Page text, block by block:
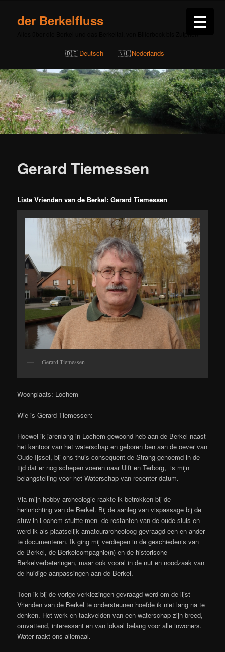
der Berkelfluss
Deutsch Nederlands
Gerard Tiemessen
Liste Vrienden van de Berkel: Gerard Tiemessen
Gerard Tiemessen
Woonplaats: Lochem
Wie is Gerard Tiemessen:
Hoewel ik jarenlang in Lochem gewoond heb aan de Berkel naast
het kantoor van het waterschap en geboren ben aan de oever van
Oude Ijssel, bij ons thuis consequent de Strang genoemd in de
tijd dat er nog schepen voeren naar Ulft en Terborg, is mijn
belangstelling voor het Waterschap van recenter datum.
Via mijn hobby archeologie raakte ik betrokken bij de
herinrichting van de Berkel. Bij de aanleg van vispassage bij de
stuw in Lochem stuitte men de restanten van de oude sluis en
werd ik als plaatselijk amateurarcheoloog gevraagd een en ander
te documenteren. Ik ging mij verdiepen in de geschiedenis van
de Berkel, de Berkelcompagnie(n) en de historische
Berkelverbeteringen, maar ook vooral in de nut en noodzaak van
de huidige aanpassingen aan de Berkel.
Toen ik bij de vorige verkiezingen gevraagd werd om de lijst
Vrienden van de Berkel te ondersteunen hoefde ik niet lang na te
denken. Het werk en taakvelden van een waterschap zijn breed,
omvattend, interessant en van lokaal belang voor alle inwoners.
Water raakt ons allemaal.